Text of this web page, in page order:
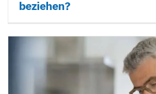
beziehen?